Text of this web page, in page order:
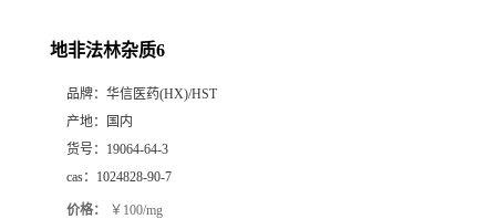
地非法林杂质6
品牌： 华信医药(HX)/HST
产地：
国内
货号： 19064-64-3
cas： 1024828-90-7
价格： ￥100/mg